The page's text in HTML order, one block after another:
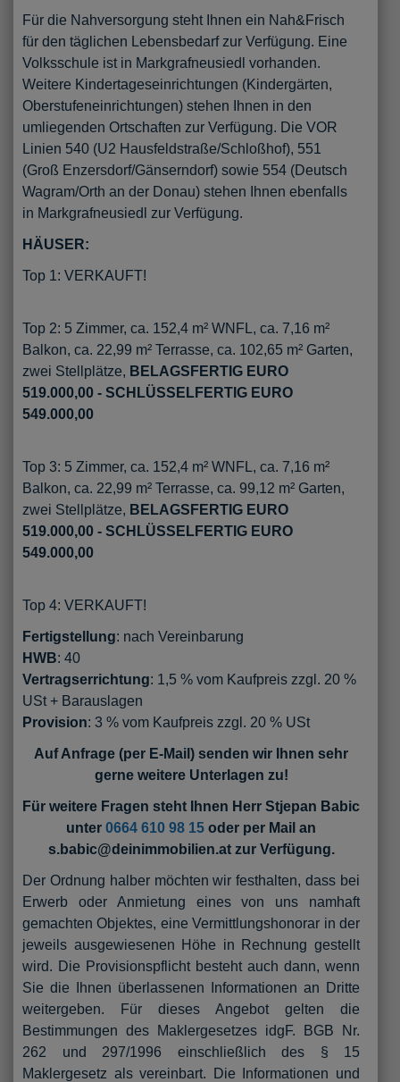
Für die Nahversorgung steht Ihnen ein Nah&Frisch
für den täglichen Lebensbedarf zur Verfügung. Eine
Volksschule ist in Markgrafneusiedl vorhanden.
Weitere Kindertageseinrichtungen (Kindergärten,
Oberstufeneinrichtungen) stehen Ihnen in den
umliegenden Ortschaften zur Verfügung. Die VOR
Linien 540 (U2 Hausfeldstraße/Schloßhof), 551
(Groß Enzersdorf/Gänserndorf) sowie 554 (Deutsch
Wagram/Orth an der Donau) stehen Ihnen ebenfalls
in Markgrafneusiedl zur Verfügung.
HÄUSER:
Top 1: VERKAUFT!
Top 2: 5 Zimmer, ca. 152,4 m² WNFL, ca. 7,16 m²
Balkon, ca. 22,99 m² Terrasse, ca. 102,65 m² Garten,
zwei Stellplätze, BELAGSFERTIG EURO
519.000,00 - SCHLÜSSELFERTIG EURO
549.000,00
Top 3: 5 Zimmer, ca. 152,4 m² WNFL, ca. 7,16 m²
Balkon, ca. 22,99 m² Terrasse, ca. 99,12 m² Garten,
zwei Stellplätze, BELAGSFERTIG EURO
519.000,00 - SCHLÜSSELFERTIG EURO
549.000,00
Top 4: VERKAUFT!
Fertigstellung: nach Vereinbarung
HWB: 40
Vertragserrichtung: 1,5 % vom Kaufpreis zzgl. 20 %
USt + Barauslagen
Provision: 3 % vom Kaufpreis zzgl. 20 % USt
Auf Anfrage (per E-Mail) senden wir Ihnen sehr
gerne weitere Unterlagen zu!
Für weitere Fragen steht Ihnen Herr Stjepan Babic
unter 0664 610 98 15 oder per Mail an
s.babic@deinimmobilien.at zur Verfügung.
Der Ordnung halber möchten wir festhalten, dass bei
Erwerb oder Anmietung eines von uns namhaft
gemachten Objektes, eine Vermittlungshonorar in der
jeweils ausgewiesenen Höhe in Rechnung gestellt
wird. Die Provisionspflicht besteht auch dann, wenn
Sie die Ihnen überlassenen Informationen an Dritte
weitergeben. Für dieses Angebot gelten die
Bestimmungen des Maklergesetzes idgF. BGB Nr.
262 und 297/1996 einschließlich des § 15
Maklergesetz als vereinbart. Die Informationen und